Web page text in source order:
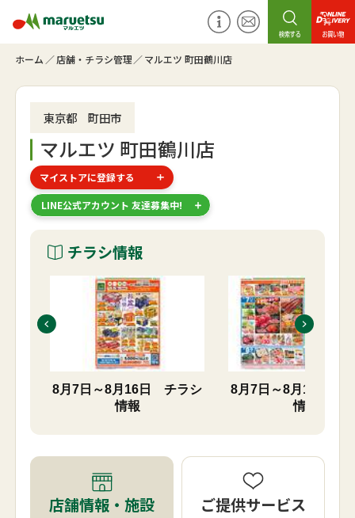
ホーム 店舗・チラシ管理 マルエツ 町田鶴川店
東京都 町田市
マルエツ 町田鶴川店
マイストアに登録する
LINE公式アカウント 友達募集中!
チラシ情報
8月7日～8月16日 チラシ
情報
8月7日～8月10日
情報
店舗情報・施設 ご提供サービス